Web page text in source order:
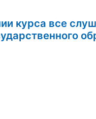
курса все
государственного